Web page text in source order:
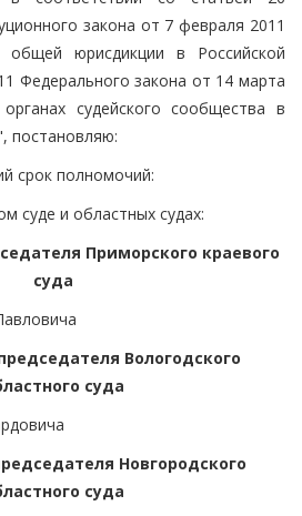
закона от 7 февраля 2011
юрисдикции в Российской
Федерального закона от 14 марта
судейского сообщества в
постановляю:
срок полномочий:
суде и областных судах:
Приморского краевого
суда
Вологодского
суда
Новгородского
суда